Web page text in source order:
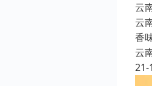
云
云
香
云
21-